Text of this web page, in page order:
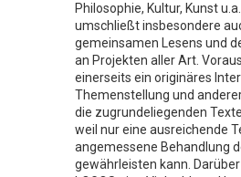
Philosophie, Kultur, Kunst
umschließt insbesondere
gemeinsamen Lesens und
an Projekten aller Art.
einerseits ein originäres
Themenstellung und
die zugrundeliegenden
weil nur eine ausreichende
angemessene Behandlung
gewährleisten kann.